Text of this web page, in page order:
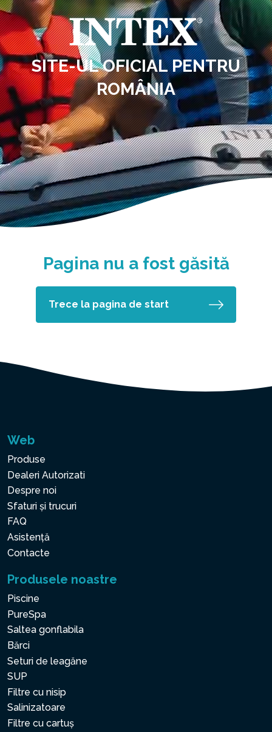
SITE-UL OFICIAL PENTRU
ROMÂNIA
Pagina nu a fost găsită
Trece la pagina de start
Web
Produse
Dealeri Autorizati
Despre noi
Sfaturi și trucuri
FAQ
Asistență
Contacte
Produsele noastre
Piscine
PureSpa
Saltea gonflabila
Bărci
Seturi de leagăne
SUP
Filtre cu nisip
Salinizatoare
Filtre cu cartuș